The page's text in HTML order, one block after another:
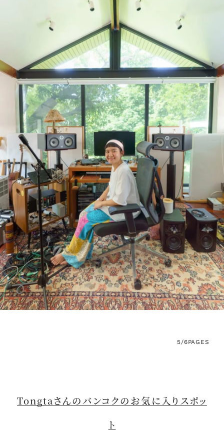
5/6PAGES
Tongtaさんのバンコクのお気に入りスポッ
ト